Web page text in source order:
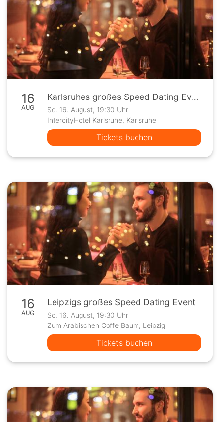
16
AUG
Karlsruhes großes Speed Dating Event
So. 16. August, 19:30 Uhr
IntercityHotel Karlsruhe, Karlsruhe
Tickets buchen
16
AUG
Leipzigs großes Speed Dating Event
So. 16. August, 19:30 Uhr
Zum Arabischen Coffe Baum, Leipzig
Tickets buchen